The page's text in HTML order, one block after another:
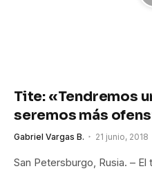
Tite: «Tendremos
seremos más
Gabriel Vargas B. 21 junio, 2018
San Petersburgo, Rusia. –